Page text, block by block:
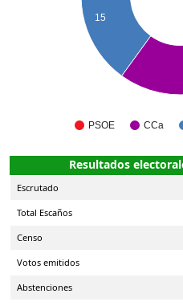
PSOE CCa
15
Resultados
Escrutado
Total Escaños
Censo
Votos emitidos
Abstenciones